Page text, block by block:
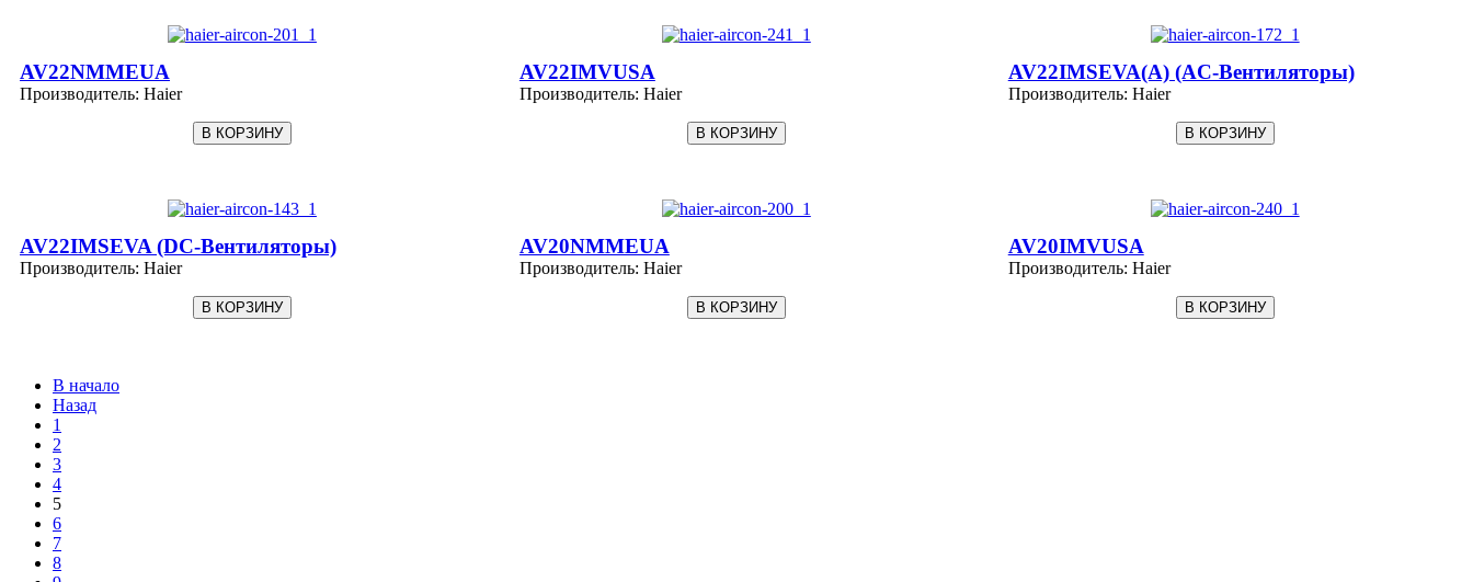
AV22NMMEUA
Производитель: Haier
AV22IMVUSA
Производитель: Haier
AV22IMSEVA(A) (AC-Вентиляторы)
Производитель: Haier
AV22IMSEVA (DC-Вентиляторы)
Производитель: Haier
AV20NMMEUA
Производитель: Haier
AV20IMVUSA
Производитель: Haier
В начало
Назад
1
2
3
4
5
6
7
8